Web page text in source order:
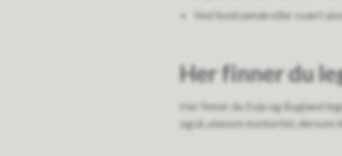
Ved livstruende eller svært
Her finner du
Her finner du Evje og Bygland
også, utenom kontortid, dersom